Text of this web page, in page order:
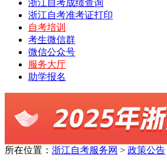
浙江自考成绩查询
浙江自考准考证打印
自考培训
考生微信群
微信公众号
服务大厅
助学报名
所在位置： 浙江自考服务网 > 政策公告